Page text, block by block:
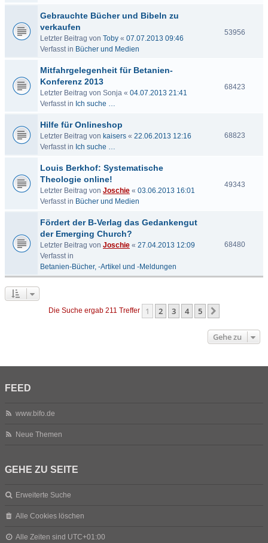
Gebrauchte Bücher und Bibeln zu
verkaufen
Letzter Beitrag von Toby « 07.07.2013 09:46
Verfasst in Bücher und Medien
53956
Mitfahrgelegenheit für Betanien-
Konferenz 2013
Letzter Beitrag von Sonja « 04.07.2013 21:41
Verfasst in Ich suche …
68423
Hilfe für Onlineshop
Letzter Beitrag von kaisers « 22.06.2013 12:16
Verfasst in Ich suche …
68823
Louis Berkhof: Systematische
Theologie online!
Letzter Beitrag von Joschie « 03.06.2013 16:01
Verfasst in Bücher und Medien
49343
Fördert der B-Verlag das Gedankengut
der Emerging Church?
Letzter Beitrag von Joschie « 27.04.2013 12:09
Verfasst in
Betanien-Bücher, -Artikel und -Meldungen
68480
Die Suche ergab 211 Treffer 1 2 3 4 5
Gehe zu
FEED
www.bifo.de
Neue Themen
GEHE ZU SEITE
Erweiterte Suche
Alle Cookies löschen
Alle Zeiten sind UTC+01:00